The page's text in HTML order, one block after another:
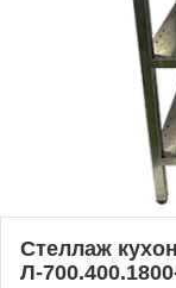
Стеллаж
Л-